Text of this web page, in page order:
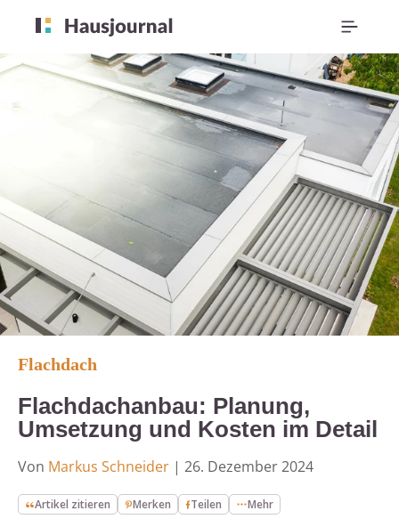
Flachdach
Flachdachanbau: Planung,
Umsetzung und Kosten im Detail
Von Markus Schneider | 26. Dezember 2024
Artikel zitieren Merken Teilen Mehr